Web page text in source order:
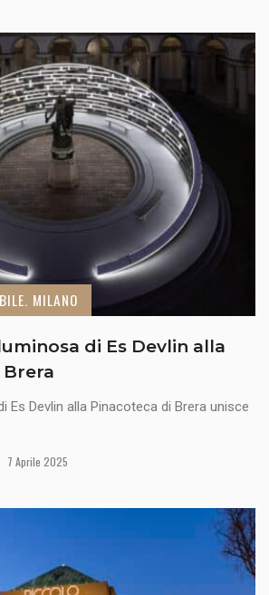
MILANO
di Es Devlin alla
Es Devlin alla Pinacoteca di Brera unisce
7 Aprile 2025